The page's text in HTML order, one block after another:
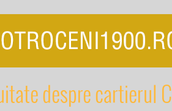
despre cartierul